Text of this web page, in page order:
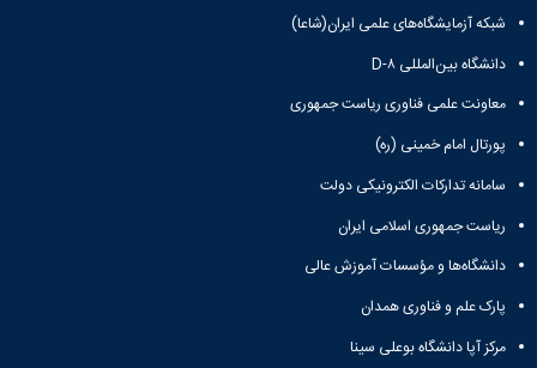
آموزشی
سنجی
آموزشی
و
روشها
هزینه
بودجه
سرمایه
برنامه
های
اقتصاد
شبکه آزمایشگاه‌های علمی ایران(شاعا)
دانشگاه بین‌المللی D-۸
معاونت علمی فناوری ریاست جمهوری
پورتال امام خمینی (ره)
سامانه تدارکات الکترونیکی دولت
ریاست جمهوری اسلامی ایران
دانشگاه‌ها و مؤسسات آموزش عالی
پارک علم و فناوری همدان
مرکز آپا دانشگاه بوعلی سینا